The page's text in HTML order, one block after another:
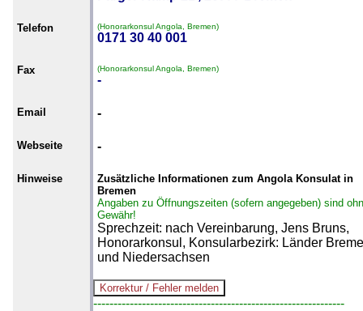
Telefon (Honorarkonsul Angola, Bremen)
0171 30 40 001
Fax (Honorarkonsul Angola, Bremen)
-
Email -
Webseite -
Hinweise
Zusätzliche Informationen zum Angola Konsulat in
Bremen
Angaben zu Öffnungszeiten (sofern angegeben) sind
Gewähr!
Sprechzeit: nach Vereinbarung, Jens Bruns,
Honorarkonsul, Konsularbezirk: Länder
und Niedersachsen
--------------------------------------------------------------